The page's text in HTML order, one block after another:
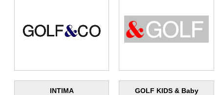
GOLF KIDS & Baby
INTIMA